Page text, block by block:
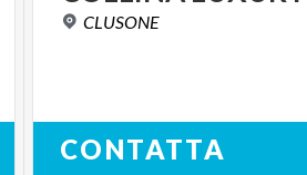
CLUSONE
CONTATTA